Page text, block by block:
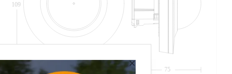
× 75
109
109